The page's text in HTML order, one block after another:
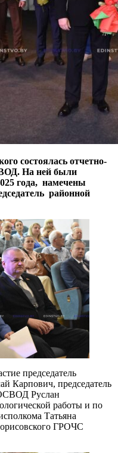
состоялась отчетно-
На ней были
года, намечены
районной
председатель
Карпович, председатель
Руслан
работы и по
Татьяна
ГРОЧС